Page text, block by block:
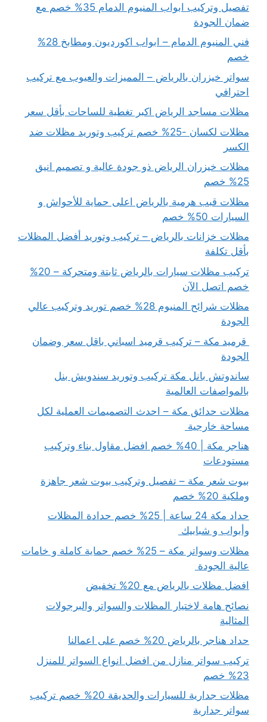
تفصيل وتركيب ابواب المنيوم الدمام 35% خصم مع
ضمان الجودة
فني المنيوم الدمام – ابواب اكورديون ومطابخ 28%
خصم
سواتر خيزران بالرياض – المميزات والعيوب مع تركيب
احترافي
مظلات مساجد الرياض اكبر تغطية للساحات بأقل سعر
مظلات لكسان -25% خصم تركيب وتوريد مظلات ضد
الكسر
مظلات خيزران الرياض ذو جودة عالية و تصميم انيق
25% خصم
مظلات قبب هرمية بالرياض اعلى حماية للأحواش و
السيارات 50% خصم
مظلات خزانات بالرياض – تركيب وتوريد أفضل المظلات
بأقل تكلفة
تركيب مظلات سيارات بالرياض ثابتة ومتحركة – 20%
خصم اتصل الآن
مظلات شرائح المنيوم 28% خصم توريد وتركيب عالي
الجودة
قرميد مكة – تركيب قرميد اسباني باقل سعر وضمان
الجودة
ساندوتش بانل مكة تركيب وتوريد سندويش بنل
بالمواصفات العالمية
مظلات حدائق مكة – احدث التصميمات العملية لكل
مساحة خارجية
هناجر مكة | 40% خصم افضل مقاول بناء وتركيب
مستودعات
بيوت شعر مكة – تفصيل وتركيب بيوت شعر جاهزة
وملكية 20% خصم
حداد مكة 24 ساعة | 25% خصم حدادة المظلات
وأبواب و شبابيك
مظلات وسواتر مكة – 25% خصم حماية كاملة و خامات
عالية الجودة
افضل مظلات بالرياض مع 20% تخفيض
نصائح هامة لاختيار المظلات والسواتر والبرجولات
المثالية
حداد هناجر بالرياض 20% خصم على اعمالنا
تركيب سواتر منازل من افضل انواع السواتر للمنزل
23% خصم
مظلات جدارية للسيارات والحديقة 20% خصم تركيب
سواتر جدارية